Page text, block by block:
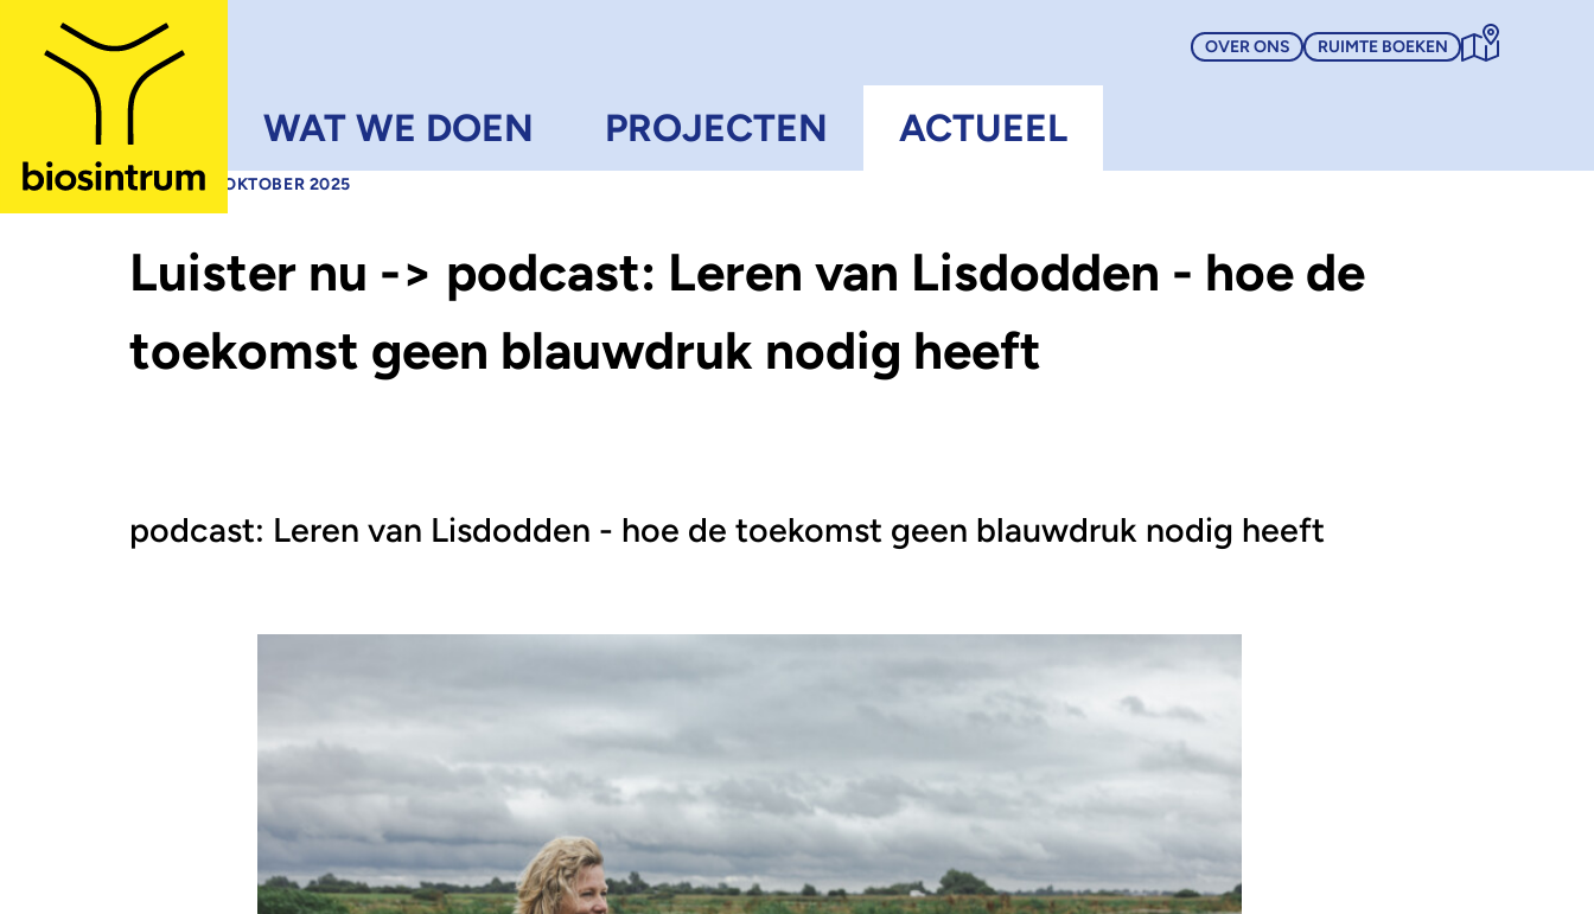
OVER ONS RUIMTE BOEKEN
WAT WE DOEN PROJECTEN ACTUEEL
NIEUWS • 9 OKTOBER 2025
Luister nu -> podcast: Leren van Lisdodden - hoe de
toekomst geen blauwdruk nodig heeft
podcast: Leren van Lisdodden - hoe de toekomst geen blauwdruk nodig heeft